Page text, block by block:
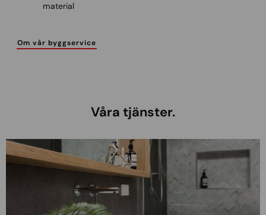
material
Om vår byggservice
Våra tjänster.